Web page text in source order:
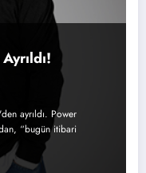
ayrıldı. Power
“bugün itibari